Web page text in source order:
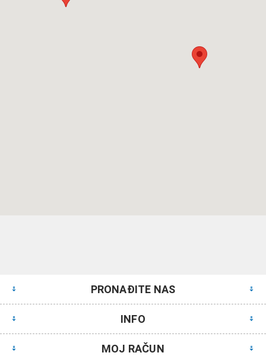
PRONAĐITE NAS
INFO
MOJ RAČUN